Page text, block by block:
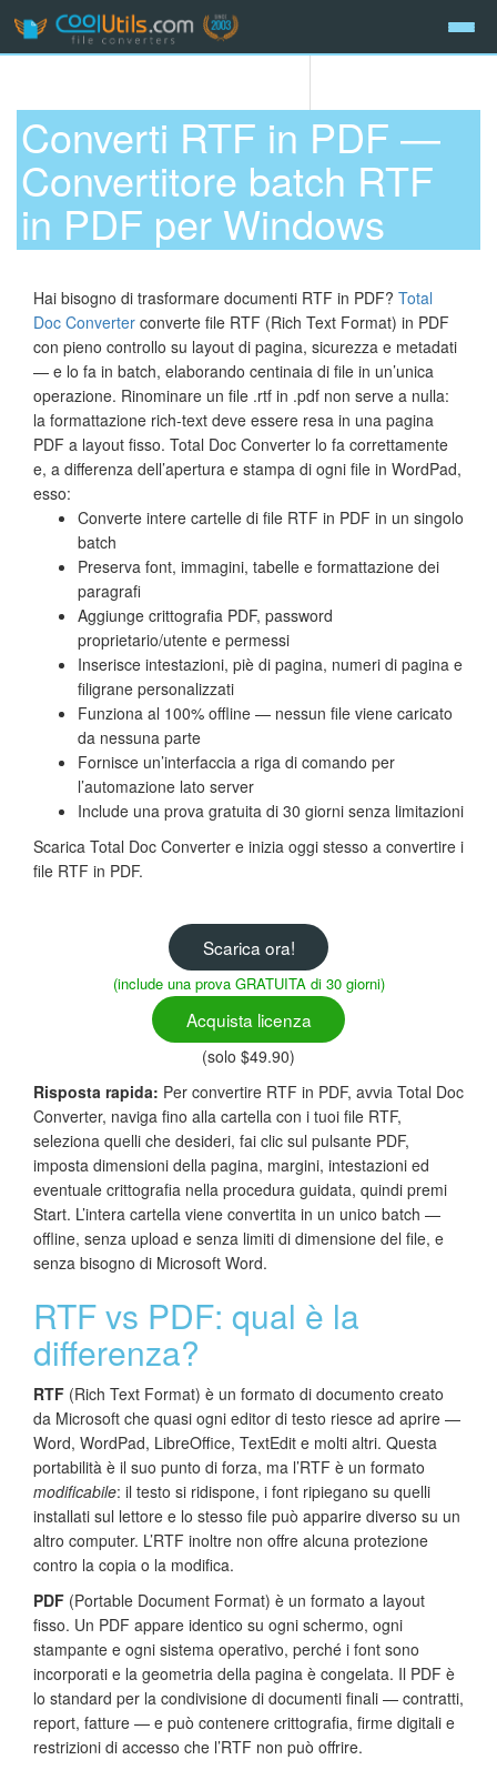
Converti RTF in PDF —
Convertitore batch RTF
in PDF per Windows
Hai bisogno di trasformare documenti RTF in PDF? Total
Doc Converter converte file RTF (Rich Text Format) in PDF
con pieno controllo su layout di pagina, sicurezza e metadati
— e lo fa in batch, elaborando centinaia di file in un’unica
operazione. Rinominare un file .rtf in .pdf non serve a nulla:
la formattazione rich-text deve essere resa in una pagina
PDF a layout fisso. Total Doc Converter lo fa correttamente
e, a differenza dell’apertura e stampa di ogni file in WordPad,
esso:
Converte intere cartelle di file RTF in PDF in un singolo
batch
Preserva font, immagini, tabelle e formattazione dei
paragrafi
Aggiunge crittografia PDF, password
proprietario/utente e permessi
Inserisce intestazioni, piè di pagina, numeri di pagina e
filigrane personalizzati
Funziona al 100% offline — nessun file viene caricato
da nessuna parte
Fornisce un’interfaccia a riga di comando per
l’automazione lato server
Include una prova gratuita di 30 giorni senza limitazioni
Scarica Total Doc Converter e inizia oggi stesso a convertire i
file RTF in PDF.
Scarica ora!
(include una prova GRATUITA di 30 giorni)
Acquista licenza
(solo $49.90)
Risposta rapida: Per convertire RTF in PDF, avvia Total Doc
Converter, naviga fino alla cartella con i tuoi file RTF,
seleziona quelli che desideri, fai clic sul pulsante PDF,
imposta dimensioni della pagina, margini, intestazioni ed
eventuale crittografia nella procedura guidata, quindi premi
Start. L’intera cartella viene convertita in un unico batch —
offline, senza upload e senza limiti di dimensione del file, e
senza bisogno di Microsoft Word.
RTF vs PDF: qual è la
differenza?
RTF (Rich Text Format) è un formato di documento creato
da Microsoft che quasi ogni editor di testo riesce ad aprire —
Word, WordPad, LibreOffice, TextEdit e molti altri. Questa
portabilità è il suo punto di forza, ma l’RTF è un formato
modificabile: il testo si ridispone, i font ripiegano su quelli
installati sul lettore e lo stesso file può apparire diverso su un
altro computer. L’RTF inoltre non offre alcuna protezione
contro la copia o la modifica.
PDF (Portable Document Format) è un formato a layout
fisso. Un PDF appare identico su ogni schermo, ogni
stampante e ogni sistema operativo, perché i font sono
incorporati e la geometria della pagina è congelata. Il PDF è
lo standard per la condivisione di documenti finali — contratti,
report, fatture — e può contenere crittografia, firme digitali e
restrizioni di accesso che l’RTF non può offrire.